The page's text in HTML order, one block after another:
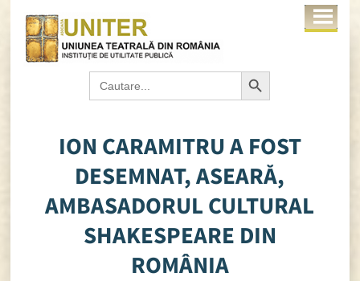
Search
for:
Search Button
ION CARAMITRU A FOST
DESEMNAT, ASEARĂ,
AMBASADORUL CULTURAL
SHAKESPEARE DIN
ROMÂNIA